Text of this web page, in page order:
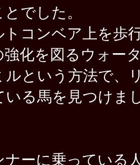
でした。
トコンベア上を歩
化を図るウォー
ルという方法で、
いる馬を見つけま
ナーに乗っている